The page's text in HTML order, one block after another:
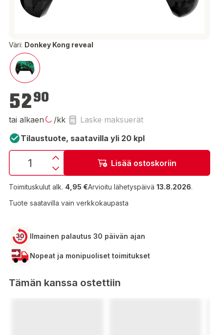
Väri: Donkey Kong reveal
5290
tai alkaen /kk
Laske maksuerät
Tilaustuote, saatavilla yli 20 kpl
Lisää ostoskoriin
Toimituskulut alk. 4,95 €Arvioitu lähetyspäivä 13.8.2026.
Tuote saatavilla vain verkkokaupasta
Ilmainen palautus 30 päivän ajan
Nopeat ja monipuoliset toimitukset
Tämän kanssa ostettiin